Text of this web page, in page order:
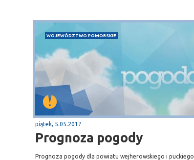
WOJEWÓDZTWO POMORSKIE
piątek, 5.05.2017
Prognoza pogody
Prognoza pogody dla powiatu wejherowskiego i puckiego